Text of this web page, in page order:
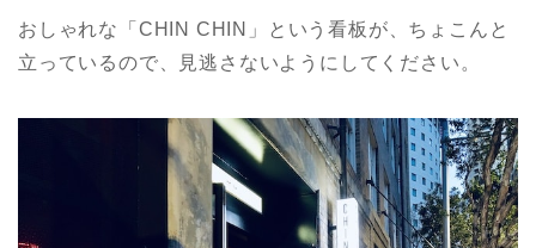
おしゃれな「CHIN CHIN」という看板が、ちょこんと
立っているので、見逃さないようにしてください。